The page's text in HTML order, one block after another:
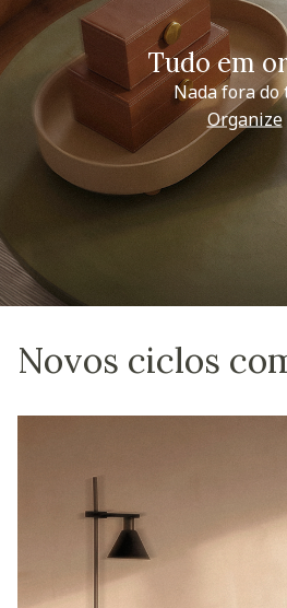
Tudo em
Nada fora do
Organize
Novos ciclos